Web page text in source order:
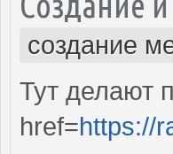
создание
Тут делают
href=https://